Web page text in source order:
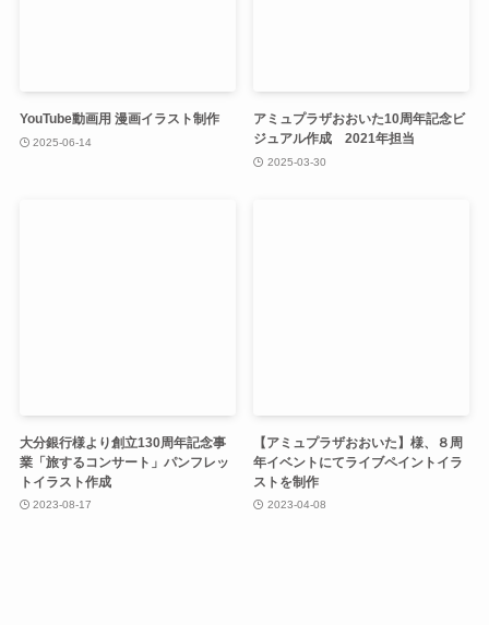
YouTube動画用 漫画イラスト制作
2025-06-14
アミュプラザおおいた10周年記念ビ
ジュアル作成 2021年担当
2025-03-30
大分銀行様より創立130周年記念事
業「旅するコンサート」パンフレッ
トイラスト作成
2023-08-17
【アミュプラザおおいた】様、８周
年イベントにてライブペイントイラ
ストを制作
2023-04-08